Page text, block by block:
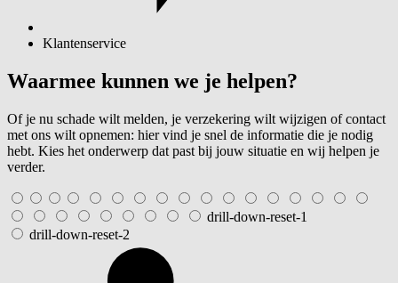
Klantenservice
Waarmee kunnen we je helpen?
Of je nu schade wilt melden, je verzekering wilt wijzigen of contact
met ons wilt opnemen: hier vind je snel de informatie die je nodig
hebt. Kies het onderwerp dat past bij jouw situatie en wij helpen je
verder.
drill-down-reset-1
drill-down-reset-2